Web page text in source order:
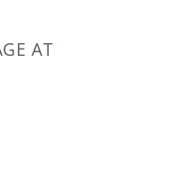
AT